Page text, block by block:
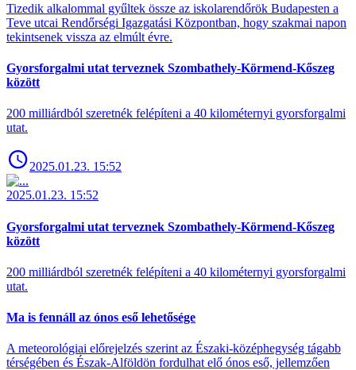
Tizedik alkalommal gyűltek össze az iskolarendőrök Budapesten a
Teve utcai Rendőrségi Igazgatási Központban, hogy szakmai napon
tekintsenek vissza az elmúlt évre.
Gyorsforgalmi utat terveznek Szombathely-Körmend-Kőszeg
között
200 milliárdból szeretnék felépíteni a 40 kilométernyi gyorsforgalmi
utat.
2025.01.23. 15:52
2025.01.23. 15:52
Gyorsforgalmi utat terveznek Szombathely-Körmend-Kőszeg
között
200 milliárdból szeretnék felépíteni a 40 kilométernyi gyorsforgalmi
utat.
Ma is fennáll az ónos eső lehetősége
A meteorológiai előrejelzés szerint az Északi-középhegység tágabb
térségében és Észak-Alföldön fordulhat elő ónos eső, jellemzően